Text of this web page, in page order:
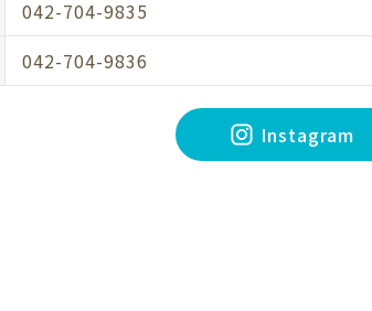
042-704-9835
042-704-9836
Instagram